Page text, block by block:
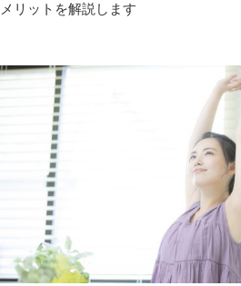
メリットを解説します